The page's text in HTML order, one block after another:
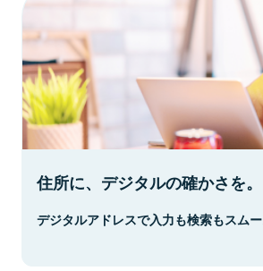
住所に、デジタルの確かさを。
デジタルアドレスで入力も検索もスムー